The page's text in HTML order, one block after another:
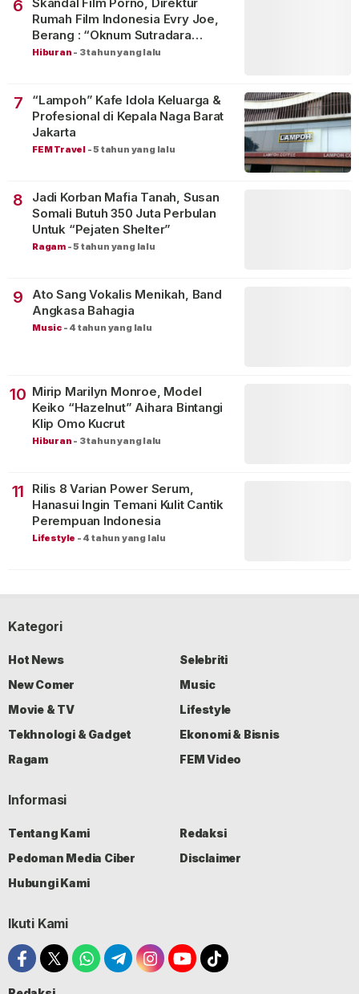
6
Rumah Film Indonesia Evry Joe,
Berang : “Oknum Sutradara
Merusak Perfilman Indonesia”!
Hiburan - 3 tahun yang lalu
7
“Lampoh” Kafe Idola Keluarga &
Profesional di Kepala Naga Barat
Jakarta
FEM Travel -5 tahun yang lalu
8
Jadi Korban Mafia Tanah, Susan
Somali Butuh 350 Juta Perbulan
Untuk “Pejaten Shelter”
Ragam -5 tahun yang lalu
9
Ato Sang Vokalis Menikah, Band
Angkasa Bahagia
Music - 4 tahun yang lalu
10 Mirip Marilyn Monroe, Model
Keiko “Hazelnut” Aihara Bintangi
Klip Omo Kucrut
Hiburan - 3 tahun yang lalu
11
Rilis 8 Varian Power Serum,
Hanasui Ingin Temani Kulit Cantik
Perempuan Indonesia
Lifestyle - 4 tahun yang lalu
Kategori
Hot News
Selebriti
New Comer
Music
Movie & TV
Lifestyle
Tekhnologi & Gadget
Ekonomi & Bisnis
Ragam
FEM Video
Informasi
Tentang Kami
Redaksi
Pedoman Media Ciber
Disclaimer
Hubungi Kami
Ikuti Kami